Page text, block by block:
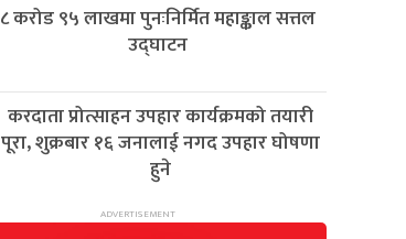
८ करोड ९५ लाखमा पुनःनिर्मित महाङ्काल सत्तल
उद्घाटन
करदाता प्रोत्साहन उपहार कार्यक्रमको तयारी
पूरा, शुक्रबार १६ जनालाई नगद उपहार घोषणा
हुने